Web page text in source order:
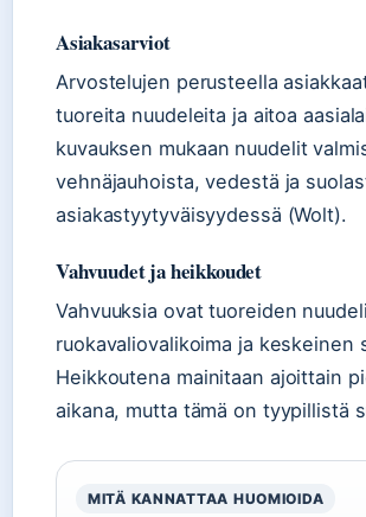
Asiakasarviot
Arvostelujen perusteella
tuoreita nuudeleita ja aitoa
kuvauksen mukaan nuudelit
vehnäjauhoista, vedestä ja
asiakastyytyväisyydessä (Wolt).
Vahvuudet ja heikkoudet
Vahvuuksia ovat tuoreiden
ruokavaliovalikoima ja keskeinen
Heikkoutena mainitaan ajoittain
aikana, mutta tämä on tyypillistä
MITÄ KANNATTAA HUOMIOIDA